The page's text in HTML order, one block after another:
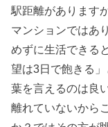
駅距離があります
マンションではあ
めずに生活できる
望は3日で飽きる
葉を言えるのは良
離れていないから